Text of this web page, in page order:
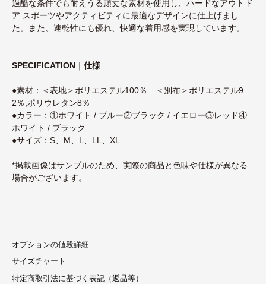
過酷な条件でも耐えうる頑丈な素材を使用し、ハードなアウトド
ア スポーツやアクティビティに最適なデザインに仕上げまし
た。また、速乾性にも優れ、快適な着用感を実現しています。
SPECIFICATION｜仕様
●素材：＜表地＞ポリエステル100％ ＜別布＞ポリエステル9
2％,ポリウレタン8％
●カラー：①ホワイト / ブルー②ブラック / イエロー③レッド④
ホワイト / ブラック
●サイズ：S、M、L、LL、XL
*掲載画像はサンプルのため、実際の商品と色味や仕様が異なる
場合がございます。
オプションの値段詳細
サイズチャート
特定商取引法に基づく表記（返品等）